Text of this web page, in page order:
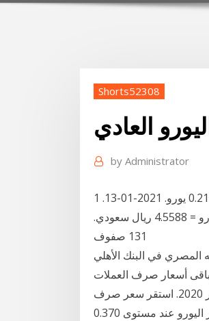
Shorts52308
العادي
by Administrator
سعر الصرف. 2021-01-12. 1 يورو = 4.5801 ريال سعودي. 1 ريال سعودي = 0.2183 يورو. 2021-01-13. 1
يورو = 4.5632 ريال سعودي. 1 ريال سعودي = 0.2191 يورو. 2021-01-14. 1 يورو = 4.5588 ريال سعودي.
131 صفوف
المصري في البنك الأهلي
الأمريكي وباقى أسعار صرف العملات
الأخرى أمام الجنيه المصري في البنك الأهلي المصري اليوم الخميس 15 أكتوبر 2020. استقر سعر صرف
الدولار الأميركي أمام الدينار الكويتي اليوم عند مستوى 0.303 دينار في حين استقر اليورو عند مستوى 0.370